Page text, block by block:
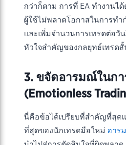
กว่าก็ตาม การที่ EA ทำงานไ
ผู้ใช้ไม่พลาดโอกาสในการทำ
และเพิ่มจำนวนการเทรดต่อวั
หัวใจสำคัญของกลยุทธ์เทรดสั้
3. ขจัดอารมณ์ในกา
(Emotionless
นี่คือข้อได้เปรียบที่สำคัญที่สุด
ที่สุดของนักเทรดมือใหม่ อาร